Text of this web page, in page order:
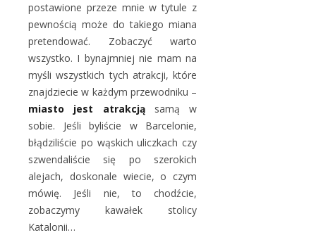
postawione przeze mnie w tytule z
pewnością może do takiego miana
pretendować. Zobaczyć warto
wszystko. I bynajmniej nie mam na
myśli wszystkich tych atrakcji, które
znajdziecie w każdym przewodniku –
miasto jest atrakcjąsamą w
sobie. Jeśli byliście w Barcelonie,
błądziliście po wąskich uliczkach czy
szwendaliście się po szerokich
alejach, doskonale wiecie, o czym
mówię. Jeśli nie, to chodźcie,
zobaczymy kawałek stolicy
Katalonii…